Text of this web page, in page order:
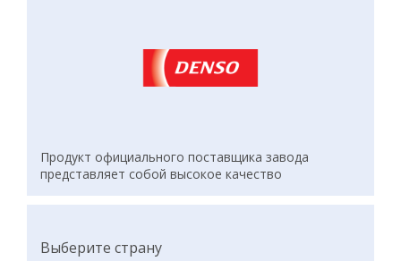
Продукт официального поставщика завода
представляет собой высокое качество
Выберите страну